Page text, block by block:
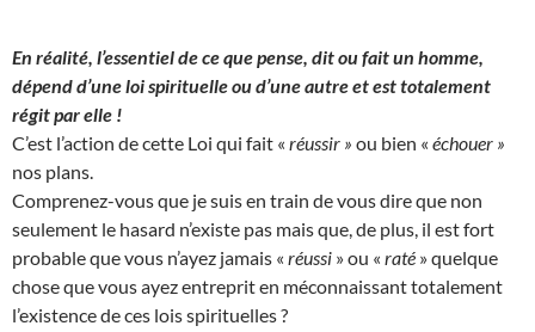
En réalité, l’essentiel de ce que pense, dit ou fait un homme,
dépend d’une loi spirituelle ou d’une autre et est totalement
régit par elle !
C’est l’action de cette Loi qui fait « réussir » ou bien « échouer »
nos plans.
Comprenez-vous que je suis en train de vous dire que non
seulement le hasard n’existe pas mais que, de plus, il est fort
probable que vous n’ayez jamais « réussi » ou « raté » quelque
chose que vous ayez entreprit en méconnaissant totalement
l’existence de ces lois spirituelles ?